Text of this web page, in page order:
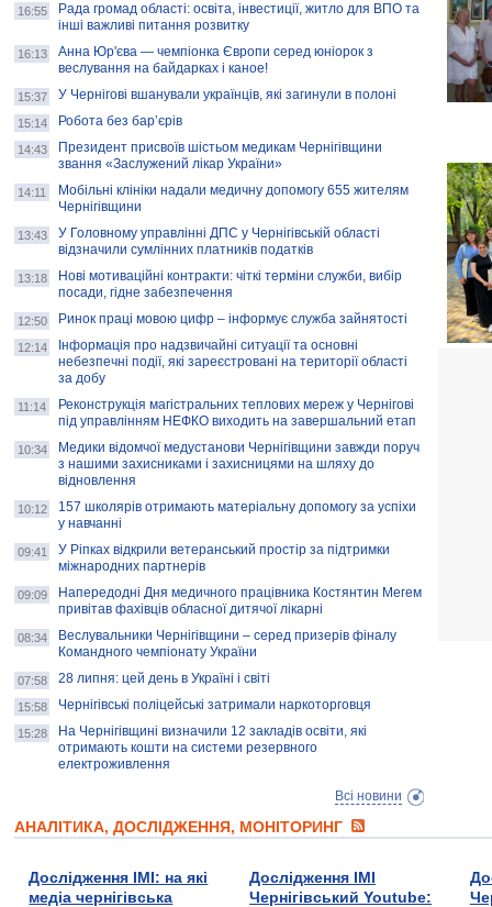
AB InBev Efes Україна підтримала
навчальний проєкт "Молодіжна бізнес-
школа", спрямований на розвиток
підприємництва у Чернігівській області
Золота тварина: видання Forbes
написало про чернігівця Патрона: хто і
скільки на ньому заробляє? І куди
витрачають?
16:55
Рада громад області: освіта, інвестиції, житло для ВПО та
інші важливі питання розвитку
16:13
Анна Юр'єва — чемпіонка Європи серед юніорок з
веслування на байдарках і каное!
15:37 У Чернігові вшанували українців, які загинули в полоні
15:14 Робота без бар’єрів
14:43
Президент присвоїв шістьом медикам Чернігівщини
звання «Заслужений лікар України»
14:11
Мобільні клініки надали медичну допомогу 655 жителям
Чернігівщини
13:43
У Головному управлінні ДПС у Чернігівській області
відзначили сумлінних платників податків
13:18
Нові мотиваційні контракти: чіткі терміни служби, вибір
посади, гідне забезпечення
12:50 Ринок праці мовою цифр – інформує служба зайнятості
12:14
Інформація про надзвичайні ситуації та основні
небезпечні події, які зареєстровані на території області
за добу
11:14
Реконструкція магістральних теплових мереж у Чернігові
під управлінням НЕФКО виходить на завершальний етап
10:34
Медики відомчої медустанови Чернігівщини завжди поруч
з нашими захисниками і захисницями на шляху до
відновлення
10:12
157 школярів отримають матеріальну допомогу за успіхи
у навчанні
09:41
У Ріпках відкрили ветеранський простір за підтримки
міжнародних партнерів
09:09
Напередодні Дня медичного працівника Костянтин Мегем
привітав фахівців обласної дитячої лікарні
08:34
Веслувальники Чернігівщини – серед призерів фіналу
Командного чемпіонату України
07:58 28 липня: цей день в Україні і світі
15:58 Чернігівські поліцейські затримали наркоторговця
15:28
На Чернігівщині визначили 12 закладів освіти, які
отримають кошти на системи резервного
електроживлення
Всі новини
АНАЛІТИКА, ДОСЛІДЖЕННЯ, МОНІТОРИНГ
Дослідження ІМІ: на які
медіа чернігівська
Дослідження ІМІ
Чернігівський Youtube: